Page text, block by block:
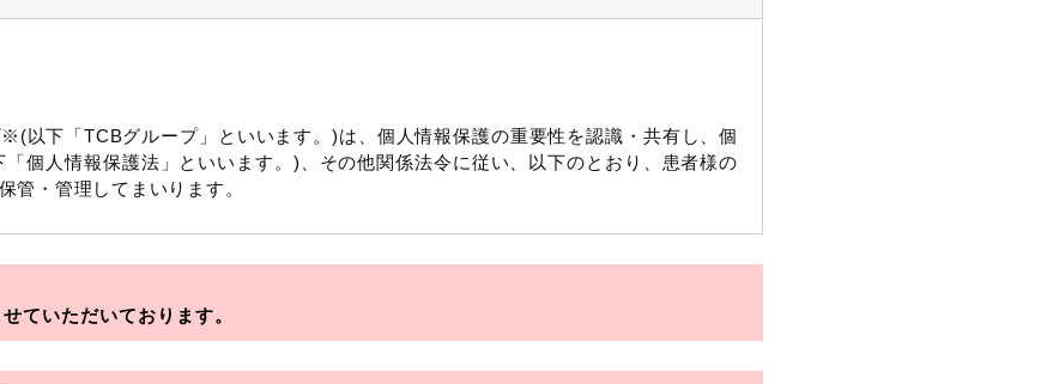
以下「TCBグループ」といいます。)は、個人情報保護の重要性を認識・共有し、個
個人情報保護法」といいます。)、その他関係法令に従い、以下のとおり、患者様の
管・管理してまいります。
ていいます。
アンス
ティア
ていただいております。